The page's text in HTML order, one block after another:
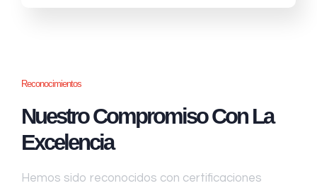
Reconocimientos
Nuestro Compromiso Con La
Excelencia
Hemos sido reconocidos con certificaciones